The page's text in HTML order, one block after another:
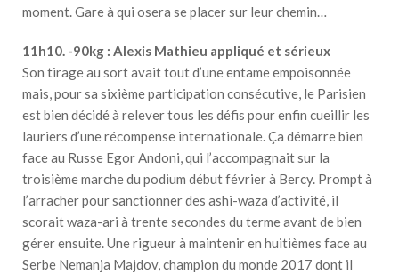
moment. Gare à qui osera se placer sur leur chemin…
11h10. -90kg : Alexis Mathieu appliqué et sérieux
Son tirage au sort avait tout d’une entame empoisonnée
mais, pour sa sixième participation consécutive, le Parisien
est bien décidé à relever tous les défis pour enfin cueillir les
lauriers d’une récompense internationale. Ça démarre bien
face au Russe Egor Andoni, qui l’accompagnait sur la
troisième marche du podium début février à Bercy. Prompt à
l’arracher pour sanctionner des ashi-waza d’activité, il
scorait waza-ari à trente secondes du terme avant de bien
gérer ensuite. Une rigueur à maintenir en huitièmes face au
Serbe Nemanja Majdov, champion du monde 2017 dont il